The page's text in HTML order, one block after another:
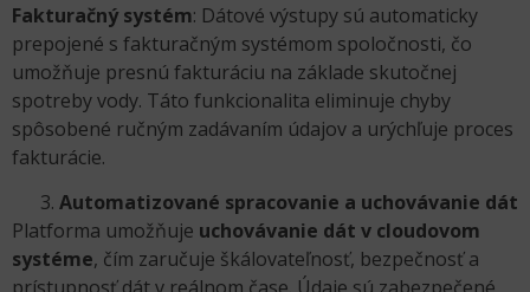
Fakturačný systém: Dátové výstupy sú automaticky
prepojené s fakturačným systémom spoločnosti, čo
umožňuje presnú fakturáciu na základe skutočnej
spotreby vody. Táto funkcionalita eliminuje chyby
spôsobené ručným zadávaním údajov a urýchľuje proces
fakturácie.
Automatizované spracovanie a uchovávanie dát
Platforma umožňuje uchovávanie dát v cloudovom
systéme, čím zaručuje škálovateľnosť, bezpečnosť a